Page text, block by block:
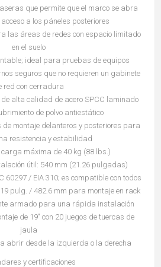
que permite que el marco se abra
a los páneles posteriores
las áreas de redes con espacio limitado
en el suelo
ideal para pruebas de equipos
seguros que no requieren un gabinete
red con cerradura
de alta calidad de acero SPCC laminado
de polvo antiestático
de montaje delanteros y posteriores para
resistencia y estabilidad
máxima de 40 kg (88 lbs.)
útil: 540 mm (21.26 pulgadas)
60297 / EIA 310; es compatible con todos
pulg. / 482.6 mm para montaje en rack
armado para una rápida instalación
de 19" con 20 juegos de tuercas de
jaula
abrir desde la izquierda o la derecha
y certificaciones